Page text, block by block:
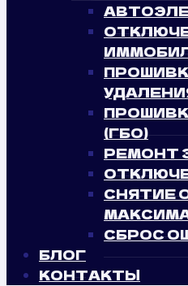
(ГБО)
РЕМОНТ
СНЯТИЕ
СБРОС
БЛОГ
КОНТАКТЫ